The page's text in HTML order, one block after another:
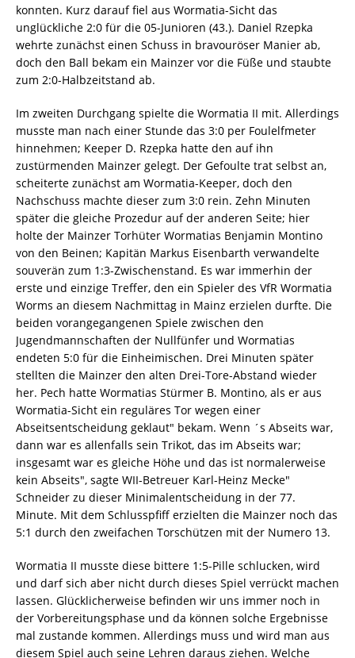
konnten. Kurz darauf fiel aus Wormatia-Sicht das
unglückliche 2:0 für die 05-Junioren (43.). Daniel Rzepka
wehrte zunächst einen Schuss in bravouröser Manier ab,
doch den Ball bekam ein Mainzer vor die Füße und staubte
zum 2:0-Halbzeitstand ab.
Im zweiten Durchgang spielte die Wormatia II mit. Allerdings
musste man nach einer Stunde das 3:0 per Foulelfmeter
hinnehmen; Keeper D. Rzepka hatte den auf ihn
zustürmenden Mainzer gelegt. Der Gefoulte trat selbst an,
scheiterte zunächst am Wormatia-Keeper, doch den
Nachschuss machte dieser zum 3:0 rein. Zehn Minuten
später die gleiche Prozedur auf der anderen Seite; hier
holte der Mainzer Torhüter Wormatias Benjamin Montino
von den Beinen; Kapitän Markus Eisenbarth verwandelte
souverän zum 1:3-Zwischenstand. Es war immerhin der
erste und einzige Treffer, den ein Spieler des VfR Wormatia
Worms an diesem Nachmittag in Mainz erzielen durfte. Die
beiden vorangegangenen Spiele zwischen den
Jugendmannschaften der Nullfünfer und Wormatias
endeten 5:0 für die Einheimischen. Drei Minuten später
stellten die Mainzer den alten Drei-Tore-Abstand wieder
her. Pech hatte Wormatias Stürmer B. Montino, als er aus
Wormatia-Sicht ein reguläres Tor wegen einer
Abseitsentscheidung geklaut" bekam. Wenn ´s Abseits war,
dann war es allenfalls sein Trikot, das im Abseits war;
insgesamt war es gleiche Höhe und das ist normalerweise
kein Abseits", sagte WII-Betreuer Karl-Heinz Mecke"
Schneider zu dieser Minimalentscheidung in der 77.
Minute. Mit dem Schlusspfiff erzielten die Mainzer noch das
5:1 durch den zweifachen Torschützen mit der Numero 13.
Wormatia II musste diese bittere 1:5-Pille schlucken, wird
und darf sich aber nicht durch dieses Spiel verrückt machen
lassen. Glücklicherweise befinden wir uns immer noch in
der Vorbereitungsphase und da können solche Ergebnisse
mal zustande kommen. Allerdings muss und wird man aus
diesem Spiel auch seine Lehren daraus ziehen. Welche